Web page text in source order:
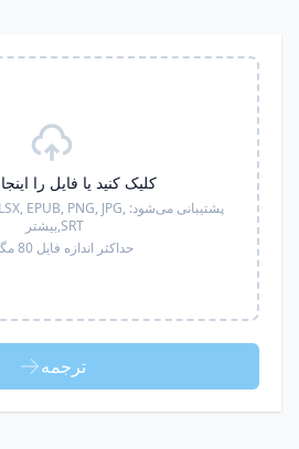
کلیک کنید یا فایل را
پشتیبانی می‌شود: EPUB, PNG, JPG,
SRT, بیشتر
حداکثر اندازه فایل 80 مگابایت
ترجمه